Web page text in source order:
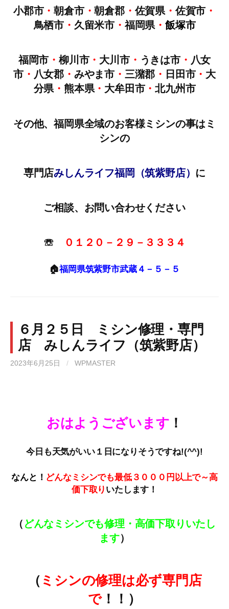
小郡市・朝倉市・朝倉郡・佐賀県 ・佐賀市 ・
鳥栖市・ 久留米市・福岡県 ・飯塚市
福岡市 ・柳川市・ 大川市・ うきは市・ 八女
市・ 八女郡・ みやま市・ 三潴郡 ・ 日田市・ 大
分県 ・ 熊本県・ 大牟田市・北九州市
その他、福岡県全域のお客様ミシンの事はミ
シンの
専門店みしんライフ福岡（筑紫野店） に
ご相談、お問い合わせください
☏ ０１２０－２９－３３３４
🏠福岡県筑紫野市武蔵４－５－５
６月２５日 ミシン修理・専門
店 みしんライフ（筑紫野店）
2023年6月25日 / WPMASTER
おはようございます ！
今日も天気がいい１日になりそうですね!(^^)!
なんと！ どんなミシンでも最低３０００円以上で～高
価下取り いたします！
（ どんなミシンでも修理・高価下取りいたし
ます）
（ ミシンの修理は必ず専門店
で！！）